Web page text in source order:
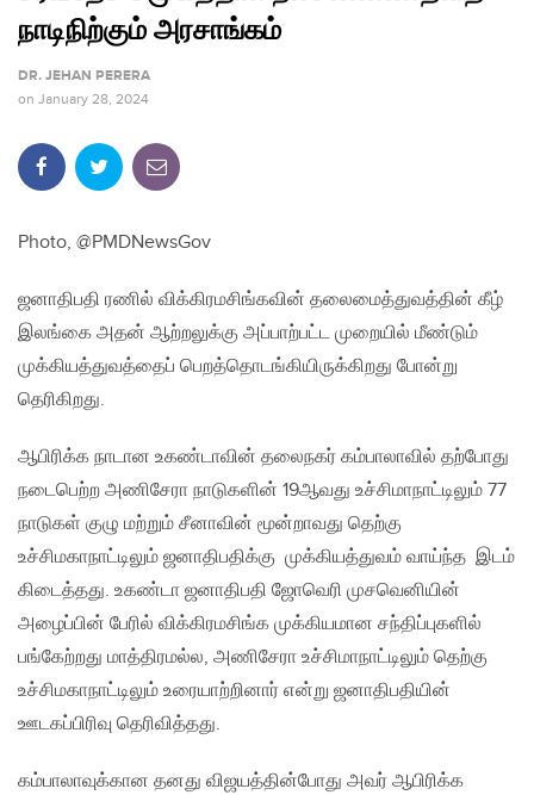
நாடிநிற்கும் அரசாங்கம்
DR. JEHAN PERERA
on January 28, 2024
Photo, @PMDNewsGov
ஜனாதிபதி ரணில் விக்கிரமசிங்கவின் தலைமைத்துவத்தின் கீழ்
இலங்கை அதன் ஆற்றலுக்கு அப்பாற்பட்ட முறையில் மீண்டும்
முக்கியத்துவத்தைப் பெறத்தொடங்கியிருக்கிறது போன்று
தெரிகிறது.
ஆபிரிக்க நாடான உகண்டாவின் தலைநகர் கம்பாலாவில் தற்போது
நடைபெற்ற அணிசேரா நாடுகளின் 19ஆவது உச்சிமாநாட்டிலும் 77
நாடுகள் குழு மற்றும் சீனாவின் மூன்றாவது தெற்கு
உச்சிமகாநாட்டிலும் ஜனாதிபதிக்கு முக்கியத்துவம் வாய்ந்த இடம்
கிடைத்தது. உகண்டா ஜனாதிபதி ஜோவெரி முசவெனியின்
அழைப்பின் பேரில் விக்கிரமசிங்க முக்கியமான சந்திப்புகளில்
பங்கேற்றது மாத்திரமல்ல, அணிசேரா உச்சிமாநாட்டிலும் தெற்கு
உச்சிமகாநாட்டிலும் உரையாற்றினார் என்று ஜனாதிபதியின்
ஊடகப்பிரிவு தெரிவித்தது.
கம்பாலாவுக்கான தனது விஜயத்தின்போது அவர் ஆபிரிக்க